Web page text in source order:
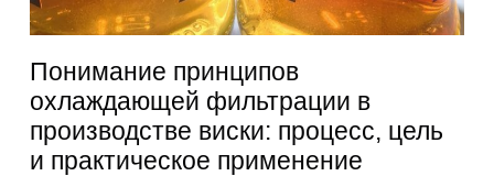
Понимание принципов
охлаждающей фильтрации в
производстве виски: процесс, цель
и практическое применение